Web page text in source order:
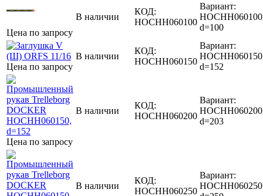
Цена по запросу
В наличии
КОД:
HOCHH060100
Вариант:
d=100
Цена по запросу
В наличии
КОД:
HOCHH060150
Вариант:
d=152
Цена по запросу
В наличии
КОД:
HOCHH060200
Вариант:
d=203
В наличии
КОД:
HOCHH060250
Вариант: